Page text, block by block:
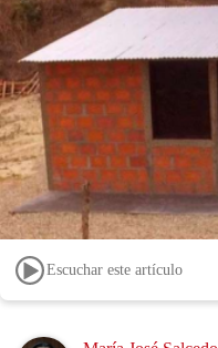
Escuchar este artículo